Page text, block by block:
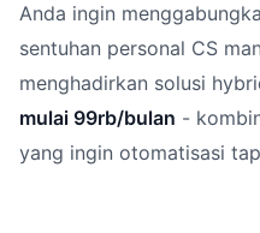
Anda ingin
sentuhan personal CS
menghadirkan solusi
mulai 99rb/bulan -
yang ingin otomatisasi